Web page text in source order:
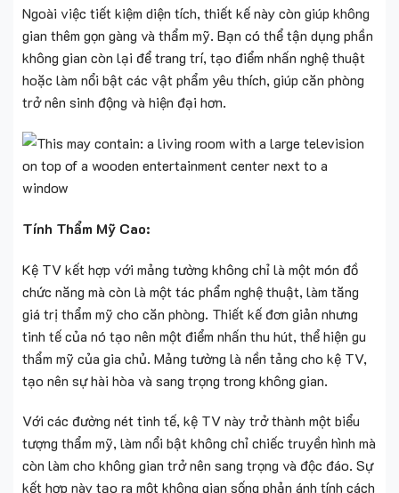
Ngoài việc tiết kiệm diện tích, thiết kế này còn giúp không
gian thêm gọn gàng và thẩm mỹ. Bạn có thể tận dụng phần
không gian còn lại để trang trí, tạo điểm nhấn nghệ thuật
hoặc làm nổi bật các vật phẩm yêu thích, giúp căn phòng
trở nên sinh động và hiện đại hơn.
Tính Thẩm Mỹ Cao:
Kệ TV kết hợp với mảng tường không chỉ là một món đồ
chức năng mà còn là một tác phẩm nghệ thuật, làm tăng
giá trị thẩm mỹ cho căn phòng. Thiết kế đơn giản nhưng
tinh tế của nó tạo nên một điểm nhấn thu hút, thể hiện gu
thẩm mỹ của gia chủ. Mảng tường là nền tảng cho kệ TV,
tạo nên sự hài hòa và sang trọng trong không gian.
Với các đường nét tinh tế, kệ TV này trở thành một biểu
tượng thẩm mỹ, làm nổi bật không chỉ chiếc truyền hình mà
còn làm cho không gian trở nên sang trọng và độc đáo. Sự
kết hợp này tạo ra một không gian sống phản ánh tính cách